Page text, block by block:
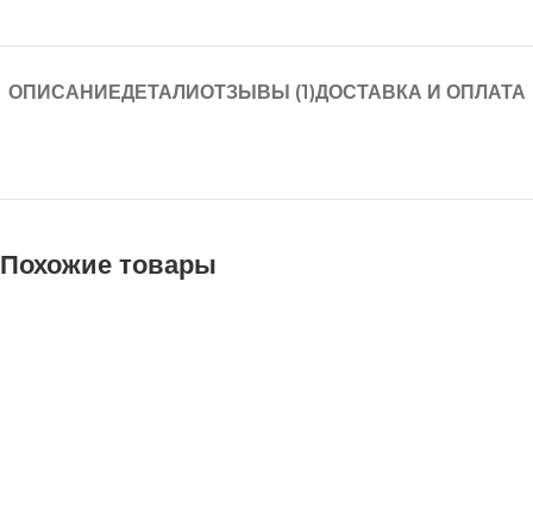
ОПИСАНИЕДЕТАЛИОТЗЫВЫ (1)ДОСТАВКА И ОПЛАТА
Похожие товары